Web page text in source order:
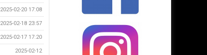
2025-02-20 17:08
2025-02-18 23:57
2025-02-17 17:20
2025-02-12